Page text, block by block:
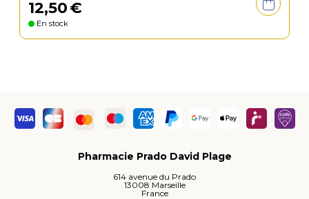
12,50€
En stock
Pharmacie Prado David Plage
614 avenue du Prado
13008 Marseille
France